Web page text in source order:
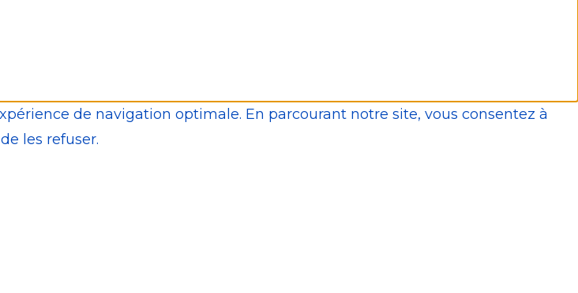
de navigation optimale. En parcourant notre site, vous consentez à
les refuser.